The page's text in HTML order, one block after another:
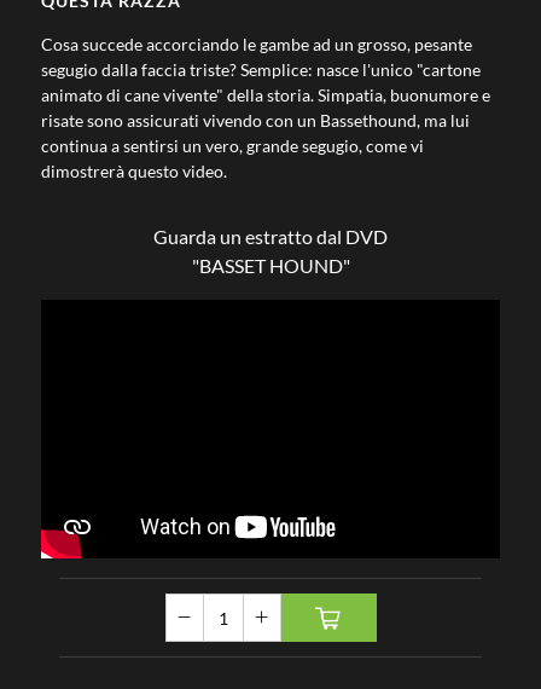
Cosa succede accorciando le gambe ad un grosso, pesante
segugio dalla faccia triste? Semplice: nasce l'unico "cartone
animato di cane vivente" della storia. Simpatia, buonumore e
risate sono assicurati vivendo con un Bassethound, ma lui
continua a sentirsi un vero, grande segugio, come vi
dimostrerà questo video.
Guarda un estratto dal DVD
"BASSET HOUND"